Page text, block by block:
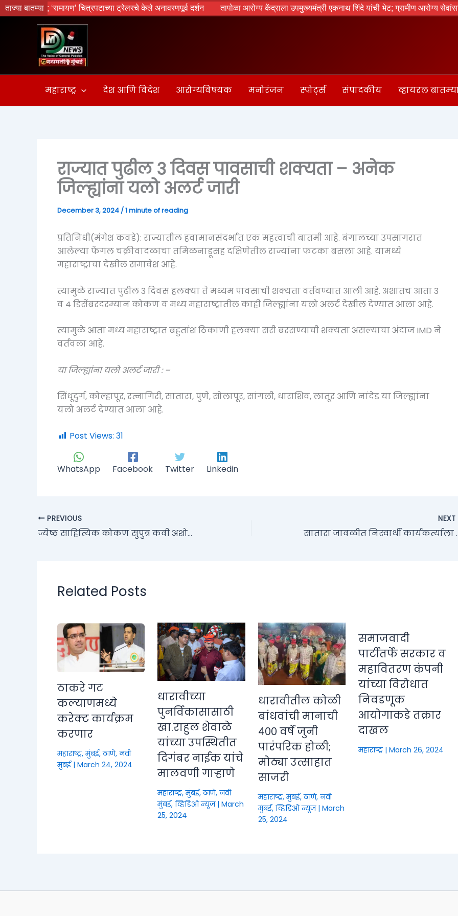
ताज्या बातम्या‘रामायण’ चित्रपटाच्या ट्रेलरचे केले अनावरणपूर्व दर्शन तापोळा आरोग्य केंद्राला उपमुख्यमंत्री एकनाथ शिंदे यांची भेट; ग्रामीण आरोग्य
Skip
to
महाराष्ट्र देश आणि विदेश आरोग्यविषयक मनोरंजन स्पोर्ट्स संपादकीय व्हायरल
राज्यात पुढील 3 दिवस पावसाची शक्यता – अनेक
जिल्ह्यांना यलो अलर्ट जारी
December 3, 2024 /1 minute of reading
प्रतिनिधी(मंगेश कवडे): राज्यातील हवामानसंदर्भात एक महत्वाची बातमी आहे. बंगालच्या उपसागरात
आलेल्या फेंगल चक्रीवादळाचा तमिळनाडूसह दक्षिणेतील राज्यांना फटका बसला आहे. यामध्ये
महाराष्ट्राचा देखील समावेश आहे.
त्यामुळे राज्यात पुढील 3 दिवस हलक्या ते मध्यम पावसाची शक्यता वर्तवण्यात आली आहे. अशातच आता 3
व 4 डिसेंबरदरम्यान कोकण व मध्य महाराष्ट्रातील काही जिल्ह्यांना यलो अलर्ट देखील देण्यात आला आहे.
त्यामुळे आता मध्य महाराष्ट्रात बहुतांश ठिकाणी हलक्या सरी बरसण्याची शक्यता असल्याचा अंदाज IMD ने
वर्तवला आहे.
या जिल्ह्यांना यलो अलर्ट जारी : –
सिंधूदुर्ग, कोल्हापूर, रत्नागिरी, सातारा, पुणे, सोलापूर, सांगली, धाराशिव, लातूर आणि नांदेड या जिल्ह्यांना
यलो अलर्ट देण्यात आला आहे.
Post Views: 31
WhatsApp Facebook Twitter Linkedin
PREVIOUS
ज्येष्ठ साहित्यिक कोकण सुपुत्र कवी अशोक लोटणकर यांना आशीर्वाद पुरस्काराने सन्मानित
NEXT
सातारा जावळीत
Related Posts
ठाकरे गट
कल्याणमध्ये
करेक्ट कार्यक्रम
करणार
महाराष्ट्र,मुंबई, ठाणे, नवी
मुंबई| March 24, 2024
धारावीच्या
पुनर्विकासासाठी
खा.राहुल शेवाळे
यांच्या उपस्थितीत
दिगंबर नाईक यांचे
मालवणी गाऱ्हाणे
महाराष्ट्र,मुंबई, ठाणे, नवी
मुंबई,व्हिडिओ न्यूज|March
25, 2024
धारावीतील कोळी
बांधवांची मानाची
४०० वर्षे जुनी
पारंपरिक होळी;
मोठ्या उत्साहात
साजरी
महाराष्ट्र,मुंबई, ठाणे, नवी
मुंबई, व्हिडिओ न्यूज| March
25, 2024
समाजवादी
पार्टीतर्फे सरकार व
महावितरण कंपनी
यांच्या विरोधात
निवडणूक
आयोगाकडे तक्रार
दाखल
महाराष्ट्र| March 26, 2024